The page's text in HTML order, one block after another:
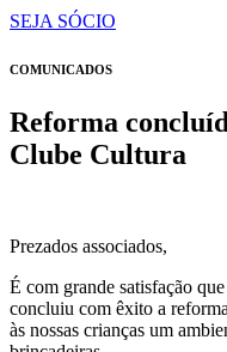
SEJA SÓCIO
COMUNICADOS
Reforma
Clube Cultura
Prezados associados,
É com grande satisfação
concluiu com êxito a
às nossas crianças um